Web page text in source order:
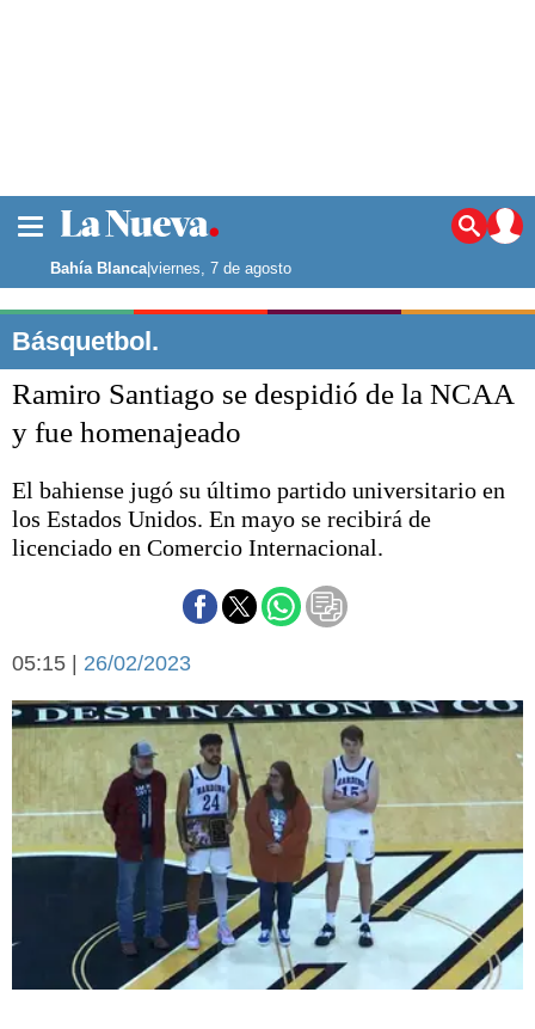
Noticias
La ciudad
Punta Alta
El mundo
Deportes
Escenario Olímpico
Liga del Sur
Básquetbol
Federal A
Arte y cultura
Economía y campo
Economía y finanzas
Con el campo
Espacio empresas
Sociedad y tiempo
Sociedad
Tecnología
Turismo
Salud
Es viral
El tiempo
Bahía Blanca|viernes, 7 de agosto
Básquetbol.
Ramiro Santiago se despidió de la NCAA
y fue homenajeado
El bahiense jugó su último partido universitario en
los Estados Unidos. En mayo se recibirá de
licenciado en Comercio Internacional.
05:15 | 26/02/2023